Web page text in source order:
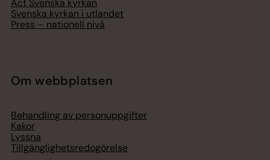
Act Svenska kyrkan
Svenska kyrkan i utlandet
Press – nationell nivå
Om webbplatsen
Behandling av personuppgifter
Kakor
Lyssna
Tillgänglighetsredogörelse